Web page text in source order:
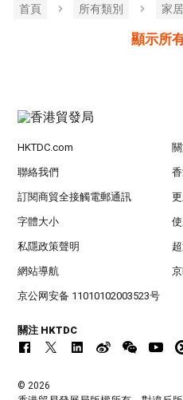
首頁 所有類別 家
顯示所
HKTDC.com
聯絡我們
訂閱商貿全接觸電郵通訊
字體大小
私隱政策聲明
網站導航
京公网安备 11010102003523号
關注 HKTDC
© 2026